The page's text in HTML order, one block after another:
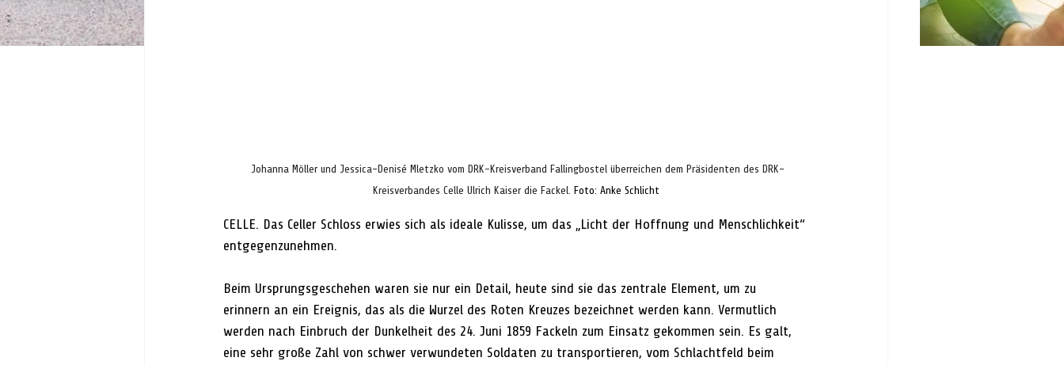
Johanna Möller und Jessica-Denisé Mletzko vom DRK-Kreisverband Fallingbostel überreichen dem Präsidenten des DRK-
Kreisverbandes Celle Ulrich Kaiser die Fackel. Foto: Anke Schlicht
CELLE. Das Celler Schloss erwies sich als ideale Kulisse, um das „Licht der Hoffnung und Menschlichkeit“
entgegenzunehmen.
Beim Ursprungsgeschehen waren sie nur ein Detail, heute sind sie das zentrale Element, um zu
erinnern an ein Ereignis, das als die Wurzel des Roten Kreuzes bezeichnet werden kann. Vermutlich
werden nach Einbruch der Dunkelheit des 24. Juni 1859 Fackeln zum Einsatz gekommen sein. Es galt,
eine sehr große Zahl von schwer verwundeten Soldaten zu transportieren, vom Schlachtfeld beim